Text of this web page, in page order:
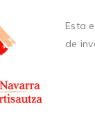
Esta
de